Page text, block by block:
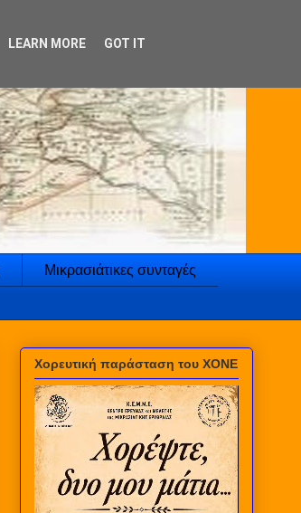
Μικρασιάτικες συνταγές
Χορευτική παράσταση του ΧΟΝΕ
LEARN MORE GOT IT